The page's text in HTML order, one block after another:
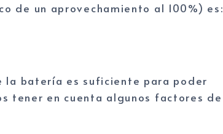
de un aprovechamiento al 100%) es:
la batería es suficiente para poder
tener en cuenta algunos factores de